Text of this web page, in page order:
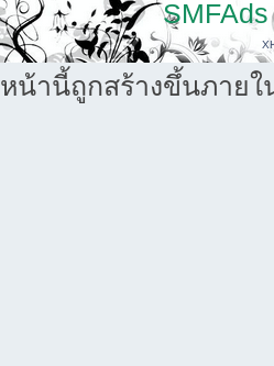
SMFAds
หน้านี้ถูกสร้างขึ้นภายใ